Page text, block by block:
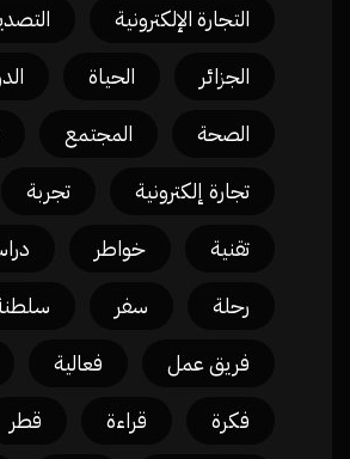
التجارة الإلكترونية
الجزائر
الحياة
الصحة
المجتمع
تجارة إلكترونية
تجربة
تقنية
خواطر
رحلة
سفر
فريق عمل
فعالية
فكرة
قراءة قطر